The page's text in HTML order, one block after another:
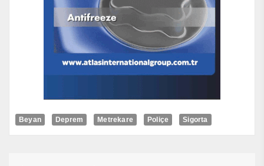
Beyan Deprem Metrekare Poliçe Sigorta